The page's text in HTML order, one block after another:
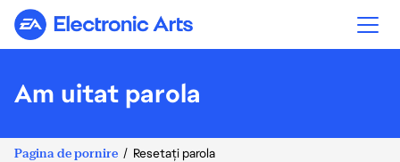
Electronic Arts
Am uitat parola
Pagina de pornire Resetați parola